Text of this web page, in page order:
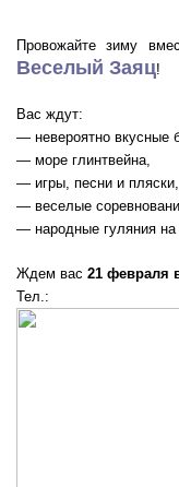
Провожайте зиму
Веселый Заяц!
Вас ждут:
— невероятно вкусные
— море глинтвейна,
— игры, песни и пляски,
— веселые
— народные гуляния на
Ждем вас 21 февраля
Тел.: